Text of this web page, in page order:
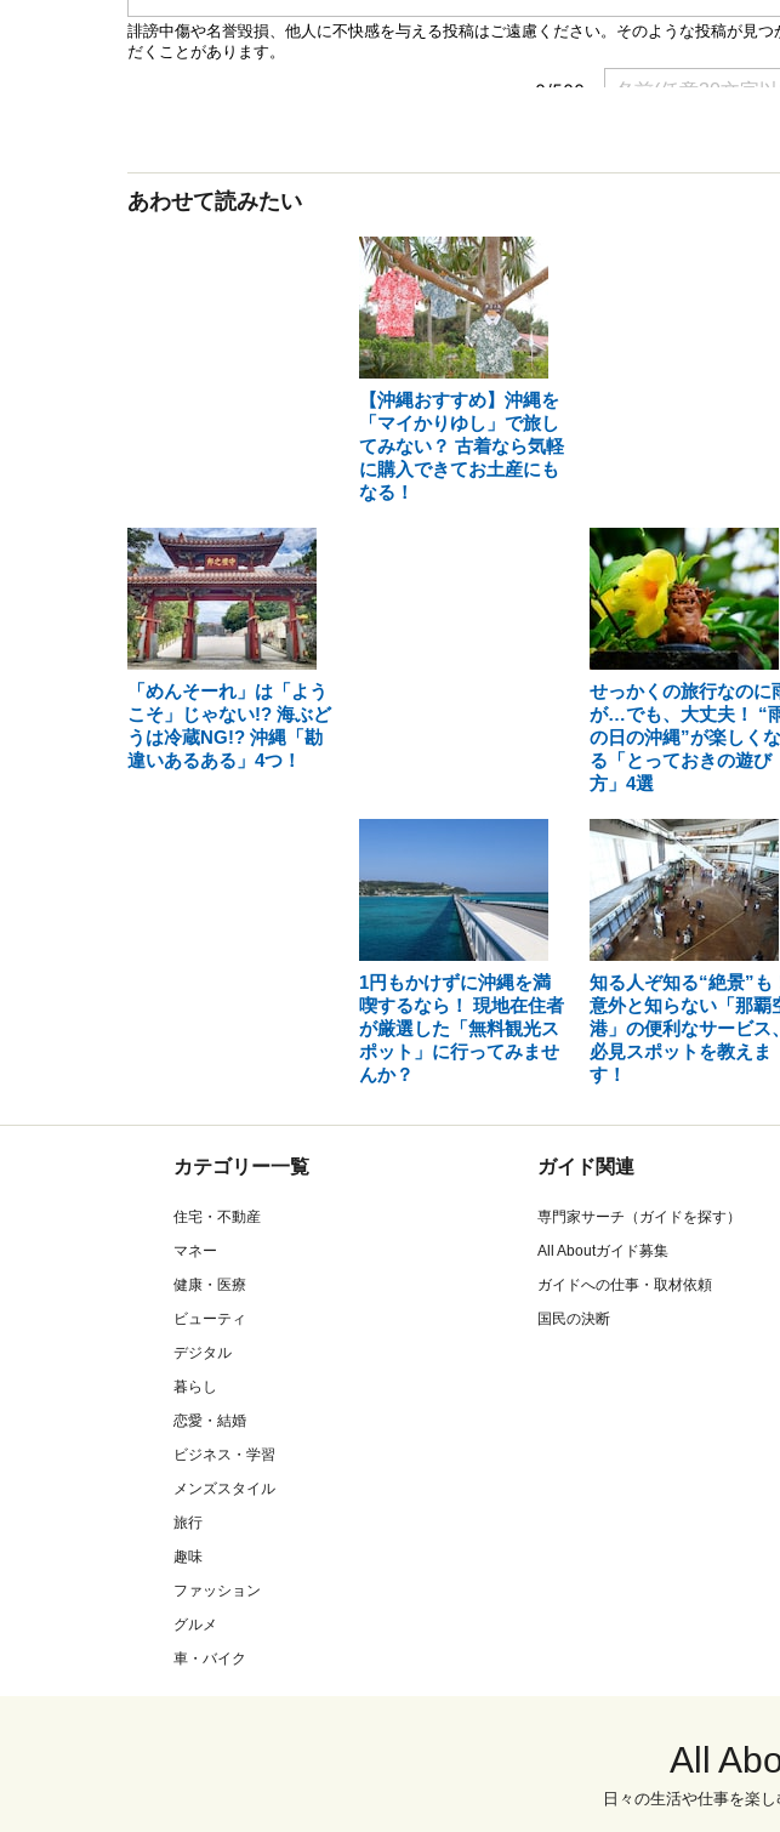
あわせて読みたい
【沖縄おすすめ】沖縄を
「マイかりゆし」で旅し
てみない？ 古着なら気軽
に購入できてお土産にも
なる！
「めんそーれ」は「よう
こそ」じゃない!? 海ぶど
うは冷蔵NG!? 沖縄「勘
違いあるある」4つ！
せっかくの旅行なのに
が…でも、大丈夫！ “
の日の沖縄”が楽しくな
る「とっておきの遊び
方」4選
1円もかけずに沖縄を満
喫するなら！ 現地在住者
が厳選した「無料観光ス
ポット」に行ってみませ
んか？
知る人ぞ知る“絶景”も
意外と知らない「那覇
港」の便利なサービス、
必見スポットを教えま
す！
カテゴリー一覧
住宅・不動産
マネー
健康・医療
ビューティ
デジタル
暮らし
恋愛・結婚
ビジネス・学習
メンズスタイル
旅行
趣味
ファッション
グルメ
車・バイク
ガイド関連
専門家サーチ（ガイドを探す）
All Aboutガイド募集
ガイドへの仕事・取材依頼
国民の決断
All
日々の生活や仕事を楽